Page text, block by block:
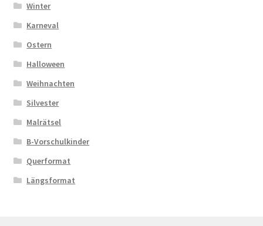
Winter
Karneval
Ostern
Halloween
Weihnachten
Silvester
Malrätsel
B-Vorschulkinder
Querformat
Längsformat